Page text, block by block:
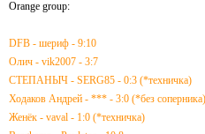
Orange group:
DFB - шериф - 9:10
Олич - vik2007 - 3:7
СТЕПАНЫЧ - SERG85 - 0:3 (*техничка)
Ходаков Андрей - *** - 3:0 (*без соперника)
Женёк - vaval - 1:0 (*техничка)